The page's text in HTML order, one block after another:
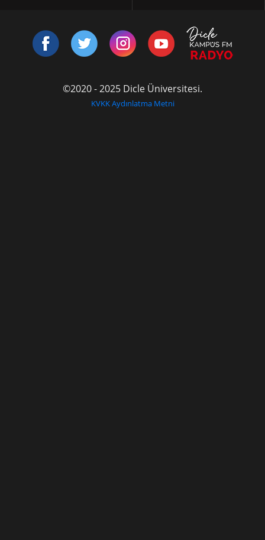
©2020 - 2025 Dicle Üniversitesi.
KVKK Aydınlatma Metni